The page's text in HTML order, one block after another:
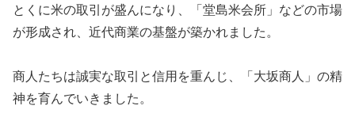
とくに米の取引が盛んになり、「堂島米会所」などの市場
が形成され、近代商業の基盤が築かれました。
商人たちは誠実な取引と信用を重んじ、「大坂商人」の精
神を育んでいきました。